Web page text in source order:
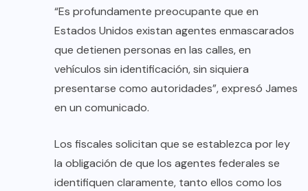
“Es profundamente preocupante que en
Estados Unidos existan agentes enmascarados
que detienen personas en las calles, en
vehículos sin identificación, sin siquiera
presentarse como autoridades”, expresó James
en un comunicado.
Los fiscales solicitan que se establezca por ley
la obligación de que los agentes federales se
identifiquen claramente, tanto ellos como los